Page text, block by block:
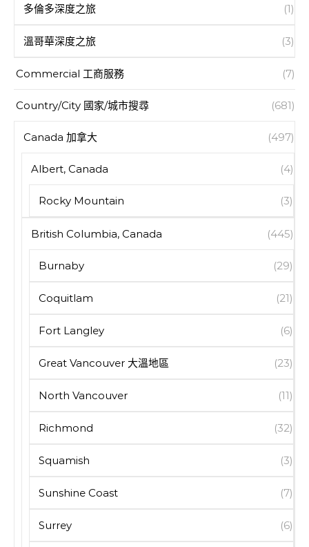
多倫多深度之旅 (1)
溫哥華深度之旅 (3)
Commercial 工商服務 (7)
Country/City 國家/城市搜尋 (681)
Canada 加拿大 (497)
Albert, Canada (4)
Rocky Mountain (3)
British Columbia, Canada (445)
Burnaby (29)
Coquitlam (21)
Fort Langley (6)
Great Vancouver 大溫地區 (23)
North Vancouver (11)
Richmond (32)
Squamish (3)
Sunshine Coast (7)
Surrey (6)